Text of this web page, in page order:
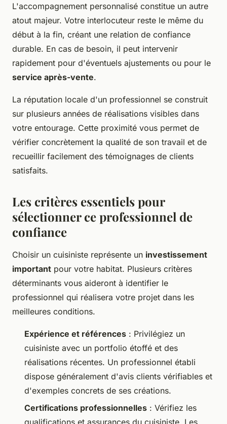
L'accompagnement personnalisé constitue un autre
atout majeur. Votre interlocuteur reste le même du
début à la fin, créant une relation de confiance
durable. En cas de besoin, il peut intervenir
rapidement pour d'éventuels ajustements ou pour le
service après-vente.
La réputation locale d'un professionnel se construit
sur plusieurs années de réalisations visibles dans
votre entourage. Cette proximité vous permet de
vérifier concrètement la qualité de son travail et de
recueillir facilement des témoignages de clients
satisfaits.
Les critères essentiels pour
sélectionner ce professionnel de
confiance
Choisir un cuisiniste représente un investissement
important pour votre habitat. Plusieurs critères
déterminants vous aideront à identifier le
professionnel qui réalisera votre projet dans les
meilleures conditions.
Expérience et références : Privilégiez un
cuisiniste avec un portfolio étoffé et des
réalisations récentes. Un professionnel établi
dispose généralement d'avis clients vérifiables et
d'exemples concrets de ses créations.
Certifications professionnelles : Vérifiez les